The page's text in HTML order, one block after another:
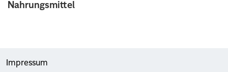
Nahrungsmittel
Impressum